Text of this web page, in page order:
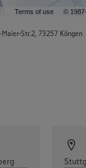
Terms of use ©
Str.2, 73257 Köngen